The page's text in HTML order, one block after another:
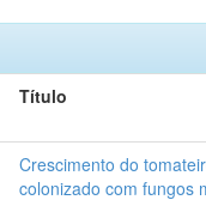
Título
Crescimento do
colonizado com fungos